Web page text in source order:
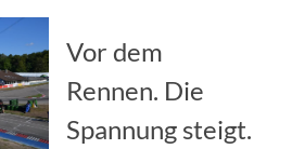
Vor dem
Rennen. Die
Spannung steigt.